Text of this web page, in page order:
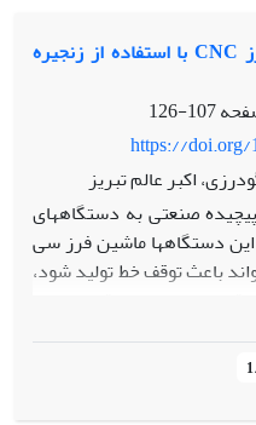
تخمین دسترس پذیری ماشین فرز CNC با استفاده از زنجیره
107-126
https://doi.org/
اکبر عالم تبریز
صنعتی به دستگاههای
دستگاهها ماشین فرز سی
باعث توقف خط تولید شود،
بدون احتمال قبلی خراب
به واردات آنها، زمانبر و
به صورت سالیانه، از
و کنترل دستگاه که
شده اند، استخراج شده است.